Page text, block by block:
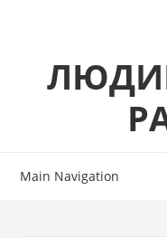
Main Navigation